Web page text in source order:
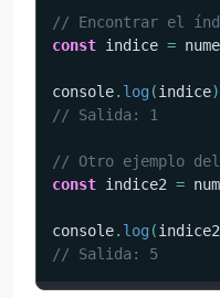
// Encontrar el
const indice =
console. log (indice)
// Salida: 1
// Otro ejemplo
const indice2 =
console. log (indice2
// Salida: 5